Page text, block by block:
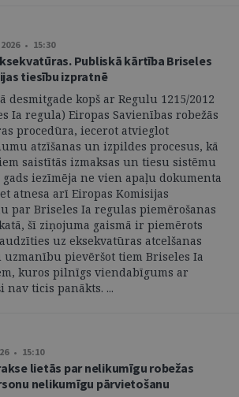
2026 • 15:30
Publiskā kārtība Briseles
tiesību izpratnē
kopš ar Regulu 1215/2012
Ia regula) Eiropas Savienības robežās
procedūra, iecerot atvieglot
atzīšanas un izpildes procesus, kā
saistītās izmaksas un tiesu sistēmu
gads iezīmēja ne vien apaļu dokumenta
atnesa arī Eiropas Komisijas
par Briseles Ia regulas piemērošanas
šī ziņojuma gaismā ir piemērots
uz eksekvatūras atcelšanas
pievēršot tiem Briseles Ia
kuros pilnīgs viendabīgums ar
ticis panākts. ...
• 15:10
lietās par nelikumīgu robežas
nelikumīgu pārvietošanu